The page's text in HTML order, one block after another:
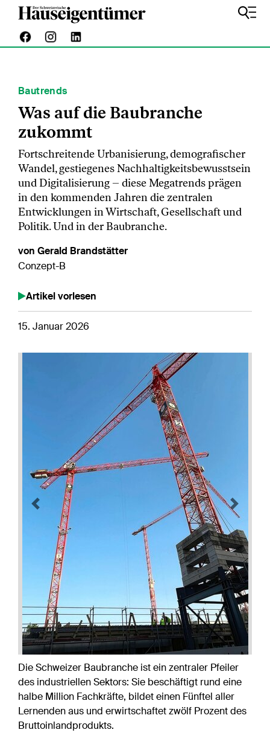
Bautrends
Was auf die Baubranche
zukommt
Fortschreitende Urbanisierung, demografischer
Wandel, gestiegenes Nachhaltigkeitsbewusstsein
und Digitalisierung – diese Megatrends prägen
in den kommenden Jahren die zentralen
Entwicklungen in Wirtschaft, Gesellschaft und
Politik. Und in der Baubranche.
von Gerald Brandstätter
Conzept-B
Artikel vorlesen
15. Januar 2026
Die Schweizer Baubranche ist ein zentraler Pfeiler
des industriellen Sektors: Sie beschäftigt rund eine
halbe Million Fachkräfte, bildet einen Fünftel aller
Lernenden aus und erwirtschaftet zwölf Prozent des
Bruttoinlandprodukts.
Previous Next